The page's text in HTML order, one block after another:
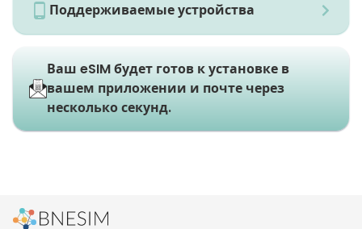
Поддерживаемые устройства
Ваш eSIM будет готов к установке в
вашем приложении и почте через
несколько секунд.